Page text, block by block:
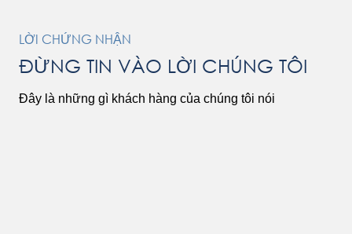
LỜI CHỨNG NHẬN
ĐỪNG TIN VÀO LỜI CHÚNG TÔI
Đây là những gì khách hàng của chúng tôi nói